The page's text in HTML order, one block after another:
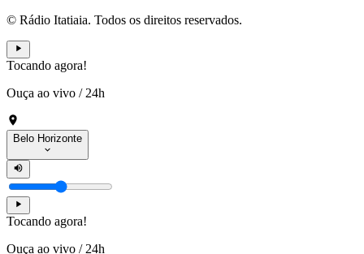
© Rádio Itatiaia. Todos os direitos reservados.
Tocando agora!
Ouça ao vivo / 24h
Belo Horizonte
Tocando agora!
Ouça ao vivo / 24h